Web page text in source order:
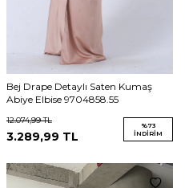
Bej Drape Detaylı Saten Kumaş
Abiye Elbise 9704858.55
12.074,99TL
3.289,99 TL
%73
İNDIRIM